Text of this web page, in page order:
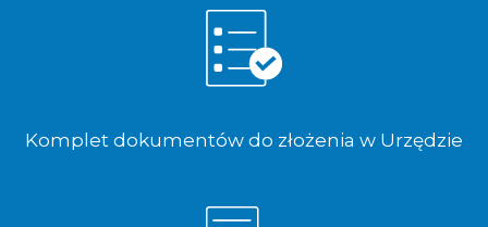
Komplet dokumentów do złożenia w Urzędzie